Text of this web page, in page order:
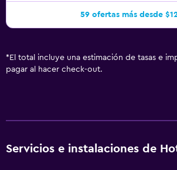
59 ofertas más desde
* El total incluye una estimación de tasas e
pagar al hacer check-out.
Servicios e instalaciones de